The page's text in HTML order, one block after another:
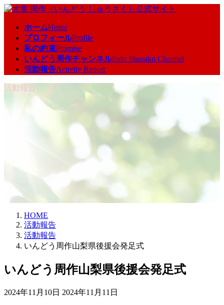
コ
キ
ッ
プ
ナ
に
移
動
ホームHome
プロフィールProfile
私の約束Promise
いんどう周作チャンネルIndo Shusaku Channel
活動報告Activity Report
活動報告
HOME
活動報告
活動報告
いんどう周作山梨県後援会発足式
いんどう周作山梨県後援会発足式
2024年11月10日 最
2024年11月11日